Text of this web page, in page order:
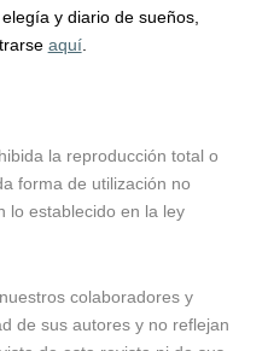
y diario de sueños,
aquí.
la reproducción total o
forma de utilización no
lo establecido en la ley
colaboradores y
de sus autores y no reflejan